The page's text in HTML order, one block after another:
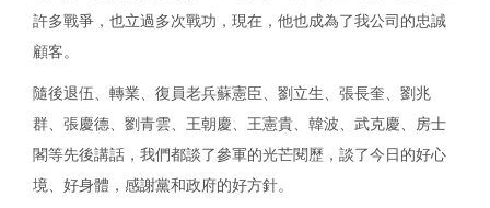
許多戰爭，也立過多次戰功，現在，他也成為了我公司的忠誠
顧客。
隨後退伍、轉業、復員老兵蘇憲臣、劉立生、張長奎、劉兆
群、張慶德、劉青雲、王朝慶、王憲貴、韓波、武克慶、房士
閣等先後講話，我們都談了參軍的光芒閱歷，談了今日的好心
境、好身體，感謝黨和政府的好方針。